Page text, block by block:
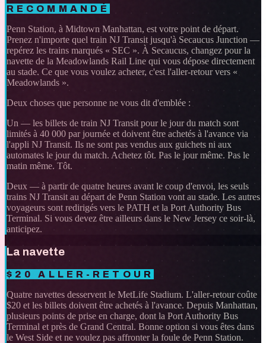
RECOMMANDÉ
Penn Station, à Midtown Manhattan, est votre point de départ.
Prenez n'importe quel train NJ Transit jusqu'à Secaucus Junction —
repérez les trains marqués « SEC ». À Secaucus, changez pour la
navette de la Meadowlands Rail Line qui vous dépose directement
au stade. Ce que vous voulez acheter, c'est l'aller-retour vers «
Meadowlands ».
Deux choses que personne ne vous dit d'emblée :
Un — les billets de train NJ Transit pour le jour du match sont
limités à 40 000 par journée et doivent être achetés à l'avance via
l'appli NJ Transit. Ils ne sont pas vendus aux guichets ni aux
automates le jour du match. Achetez tôt. Pas le jour même. Pas le
matin même. Tôt.
Deux — à partir de quatre heures avant le coup d'envoi, les seuls
trains NJ Transit au départ de Penn Station vont au stade. Les autres
voyageurs sont redirigés vers le PATH et la Port Authority Bus
Terminal. Si vous devez être ailleurs dans le New Jersey ce soir-là,
anticipez.
La navette
$20 ALLER-RETOUR
Quatre navettes desservent le MetLife Stadium. L'aller-retour coûte
$20 et les billets doivent être achetés à l'avance. Depuis Manhattan,
plusieurs points de prise en charge, dont la Port Authority Bus
Terminal et près de Grand Central. Bonne option si vous êtes dans
le West Side et ne voulez pas affronter la foule de Penn Station.